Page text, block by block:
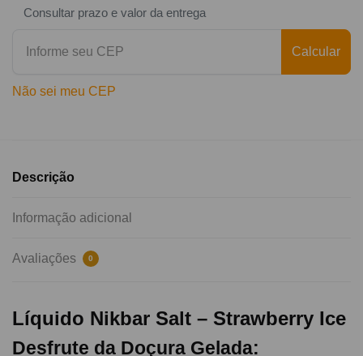
Consultar prazo e valor da entrega
Calcular
Não sei meu CEP
Descrição
Informação adicional
Avaliações 0
Líquido Nikbar Salt – Strawberry Ice
Desfrute da Doçura Gelada: